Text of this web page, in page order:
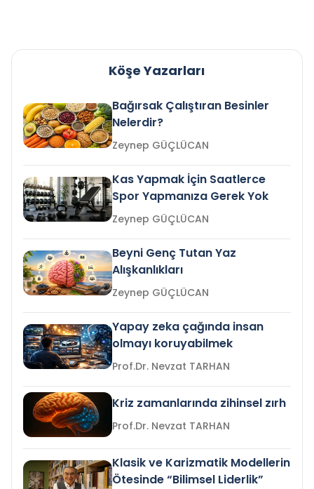
Köşe Yazarları
Bağırsak Çalıştıran Besinler
Nelerdir?
Zeynep GÜÇLÜCAN
Kas Yapmak İçin Saatlerce
Spor Yapmanıza Gerek Yok
Zeynep GÜÇLÜCAN
Beyni Genç Tutan Yaz
Alışkanlıkları
Zeynep GÜÇLÜCAN
Yapay zeka çağında insan
olmayı koruyabilmek
Prof.Dr. Nevzat TARHAN
Kriz zamanlarında zihinsel zırh
Prof.Dr. Nevzat TARHAN
Klasik ve Karizmatik Modellerin
Ötesinde “Bilimsel Liderlik”